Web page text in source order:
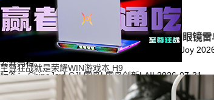
雷鸟创新全系产品亮相ChinaJoy 全天候AI眼镜雷
雷鸟创新（RayNeo）携旗下全系产品亮相ChinaJoy
公开亮相。
标签：ChinaJoy|CJ|雷鸟|雷鸟创新|AI|2026-07-31
至尊狂战就是荣耀WIN游戏本 H9